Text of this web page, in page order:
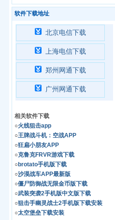
软件下载地址
北京电信下载
上海电信下载
郑州网通下载
广州网通下载
相关软件下载
○火线狙击app
○王牌战斗机：空战APP
○狂扁小朋友APP
○克鲁克FRVR游戏下载
○brotato手机版下载
○沙漠战车APP最新版
○僵尸防御战无限金币版下载
○武装突袭2手机版中文版下载
○狙击手幽灵战士2手机版下载安装
○太空堡垒下载安装